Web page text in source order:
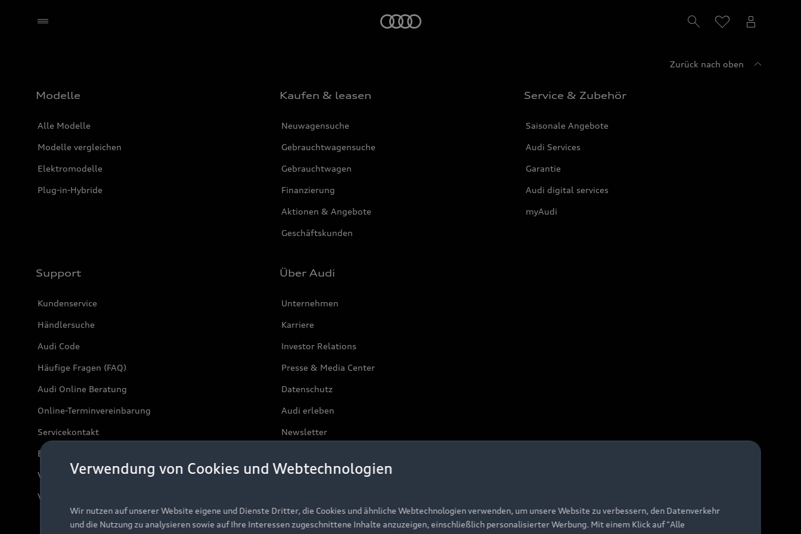
Zurück nach oben
Modelle
Alle Modelle
Modelle vergleichen
Elektromodelle
Plug-in-Hybride
Kaufen & leasen
Neuwagensuche
Gebrauchtwagensuche
Gebrauchtwagen
Finanzierung
Aktionen & Angebote
Geschäftskunden
Service & Zubehör
Saisonale Angebote
Audi Services
Garantie
Audi digital services
myAudi
Support
Kundenservice
Händlersuche
Audi Code
Häufige Fragen (FAQ)
Audi Online Beratung
Online-Terminvereinbarung
Servicekontakt
Bordbuch & Bedienungsanleitungen
Verträge kündigen
Vertrag widerrufen
Über Audi
Unternehmen
Karriere
Investor Relations
Presse & Media Center
Datenschutz
Audi erleben
Newsletter
Verwendung von Cookies und Webtechnologien
Wir nutzen auf unserer Website eigene und Dienste Dritter, die Cookies und ähnliche Webtechnologien verwenden, um unsere Website zu verbessern, den Datenverkehr
und die Nutzung zu analysieren sowie auf Ihre Interessen zugeschnittene Inhalte anzuzeigen, einschließlich personalisierter Werbung. Mit einem Klick auf "Alle